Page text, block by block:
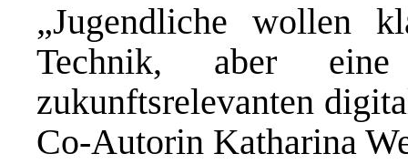
„Jugendliche wollen
Technik, aber
zukunftsrelevanten
Co-Autorin Katharina